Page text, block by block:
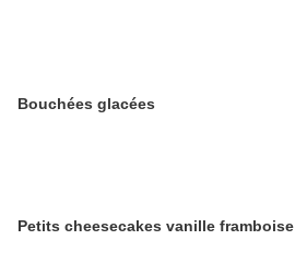
Bouchées glacées
Petits cheesecakes vanille framboise